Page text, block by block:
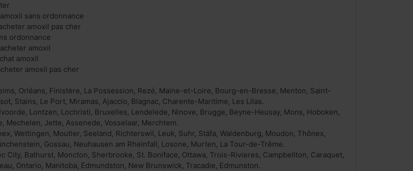
sans ordonnance
amoxil pas cher
ordonnance
amoxil
amoxil
amoxil pas cher
Orléans, Finistère, La Possession, Rezé, Maine-et-Loire, Bourg-en-Bresse, Menton, Saint-
Stains, Le Port, Miramas, Ajaccio, Blagnac, Charente-Maritime, Les Lilas.
Lontzen, Lochristi, Bruxelles, Lendelede, Ninove, Brugge, Beyne-Heusay, Mons, Hoboken,
Mechelen, Jette, Assenede, Vosselaar, Merchtem.
Wettingen, Moutier, Seeland, Richterswil, Leuk, Suhr, Stäfa, Waldenburg, Moudon, Thônex,
Gossau, Neuhausen am Rheinfall, Losone, Murten, La Tour-de-Trême.
City, Bathurst, Moncton, Sherbrooke, St. Boniface, Ottawa, Trois-Rivieres, Campbellton, Caraquet,
Ontario, Manitoba, Edmundston, New Brunswick, Tracadie, Edmunston.